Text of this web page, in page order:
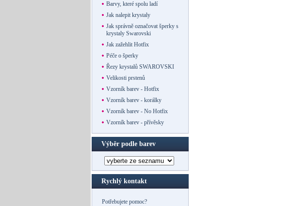
Barvy, které spolu ladí
Jak nalepit krystaly
Jak správně označovat šperky s
krystaly Swarovski
Jak zažehlit Hotfix
Péče o šperky
Řezy krystalů SWAROVSKI
Velikosti prstenů
Vzorník barev - Hotfix
Vzorník barev - korálky
Vzorník barev - No Hotfix
Vzorník barev - přívěsky
Výběr podle barev
Rychlý kontakt
Potřebujete pomoc?